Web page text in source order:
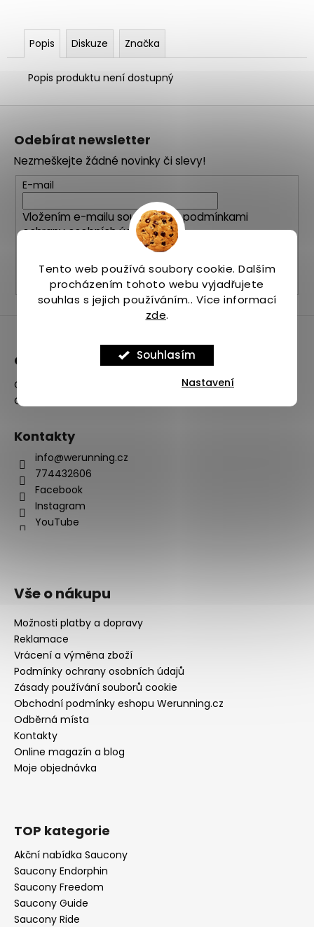
Tento web používá soubory cookie. Dalším
procházením tohoto webu vyjadřujete
souhlas s jejich používáním.. Více informací
zde.
Souhlasím
Nastavení
Popis Diskuze Značka
Popis produktu není dostupný
Odebírat newsletter
Nezmeškejte žádné novinky či slevy!
E-mail
Vložením e-mailu souhlasíte spodmínkami
ochrany osobních údajů
PŘIHLÁSIT SE
O nás
O firmě
Odběrná místa
Kontakty
info@werunning.cz
774432606
Facebook
Instagram
YouTube
Vše o nákupu
Možnosti platby a dopravy
Reklamace
Vrácení a výměna zboží
Podmínky ochrany osobních údajů
Zásady používání souborů cookie
Obchodní podmínky eshopu Werunning.cz
Odběrná místa
Kontakty
Online magazín a blog
Moje objednávka
TOP kategorie
Akční nabídka Saucony
Saucony Endorphin
Saucony Freedom
Saucony Guide
Saucony Ride